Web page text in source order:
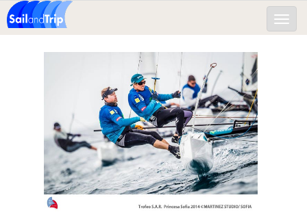
Toggle